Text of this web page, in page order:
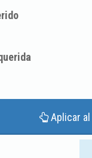
Aplicar al